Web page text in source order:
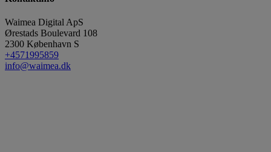
Waimea Digital ApS
Ørestads Boulevard 108
2300 København S
+4571995859
info@waimea.dk